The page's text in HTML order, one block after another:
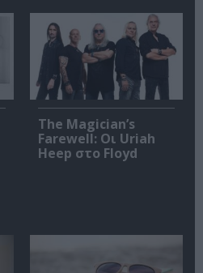
The Magician’s
Farewell: Οι Uriah
Heep στο Floyd